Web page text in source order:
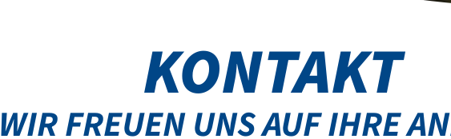
KONTAKT
WIR FREUEN UNS AUF IHRE